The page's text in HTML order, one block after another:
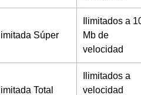
Ilimitada Súper
Ilimitados a
Mb de
velocidad
Ilimitada Total
Ilimitados a
velocidad